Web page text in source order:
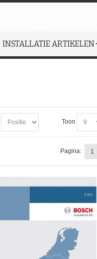
INSTALLATIE ARTIKELEN
Toon
Pagina: 1